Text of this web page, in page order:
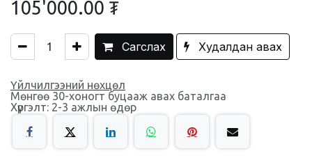
105'000.00 ₮
Сагслах Худалдан авах
Үйлчилгээний нөхцөл
Мөнгөө 30-хоногт буцааж авах баталгаа
Хүргэлт: 2-3 ажлын өдөр